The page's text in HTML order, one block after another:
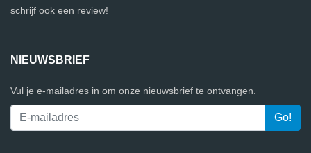
schrijf ook een review!
NIEUWSBRIEF
Vul je e-mailadres in om onze nieuwsbrief te ontvangen.